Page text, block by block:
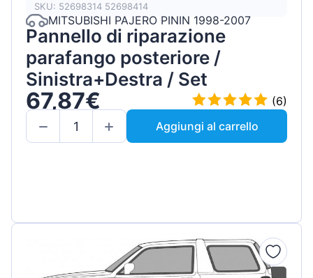
SKU: 52698314 52698414
MITSUBISHI PAJERO PININ 1998-2007
Pannello di riparazione
parafango posteriore /
Sinistra+Destra / Set
67,87€
(6)
Aggiungi al carrello